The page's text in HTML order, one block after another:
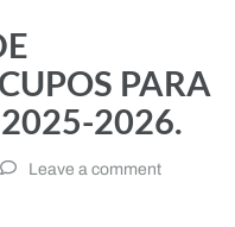
PARA
2026.
Leave a comment